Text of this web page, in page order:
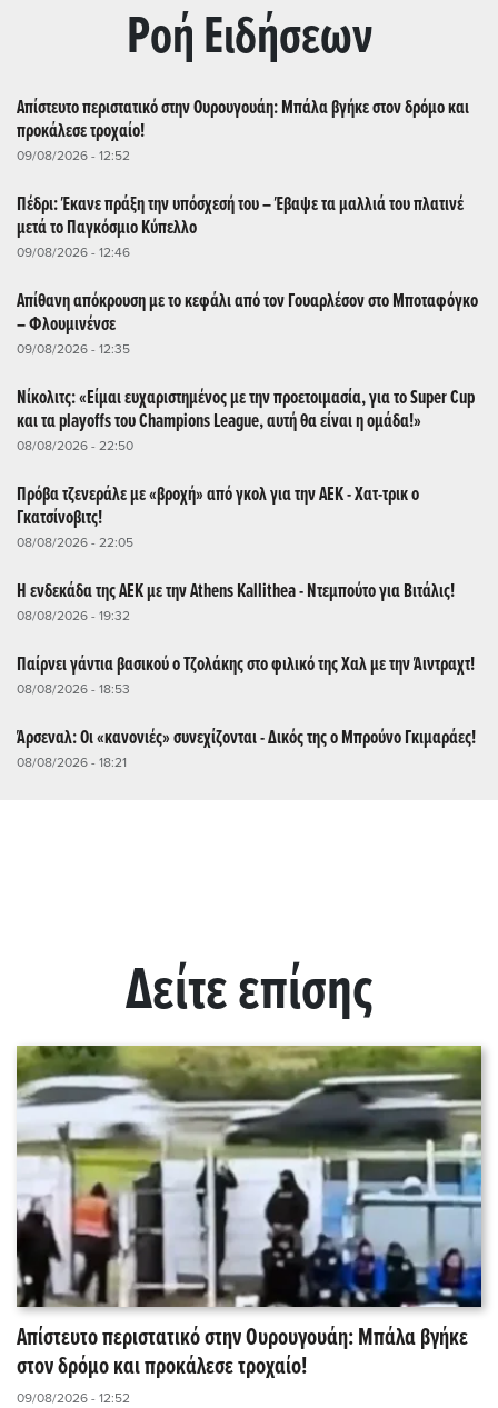
Ρoή Ειδήσεων
Απίστευτο περιστατικό στην Ουρουγουάη: Μπάλα βγήκε στον δρόμο και
προκάλεσε τροχαίο!
09/08/2026 - 12:52
Πέδρι: Έκανε πράξη την υπόσχεσή του – Έβαψε τα μαλλιά του πλατινέ
μετά το Παγκόσμιο Κύπελλο
09/08/2026 - 12:46
Απίθανη απόκρουση με το κεφάλι από τον Γουαρλέσον στο Μποταφόγκο
– Φλουμινένσε
09/08/2026 - 12:35
Νίκολιτς: «Είμαι ευχαριστημένος με την προετοιμασία, για το Super Cup
και τα playoffs του Champions League, αυτή θα είναι η ομάδα!»
08/08/2026 - 22:50
Πρόβα τζενεράλε με «βροχή» από γκολ για την ΑΕΚ - Χατ-τρικ ο
Γκατσίνοβιτς!
08/08/2026 - 22:05
Η ενδεκάδα της ΑΕΚ με την Athens Kallithea - Ντεμπούτο για Βιτάλις!
08/08/2026 - 19:32
Παίρνει γάντια βασικού ο Τζολάκης στο φιλικό της Χαλ με την Άιντραχτ!
08/08/2026 - 18:53
Άρσεναλ: Οι «κανονιές» συνεχίζονται - Δικός της ο Μπρούνο Γκιμαράες!
08/08/2026 - 18:21
Δείτε επίσης
Απίστευτο περιστατικό στην Ουρουγουάη: Μπάλα βγήκε
στον δρόμο και προκάλεσε τροχαίο!
09/08/2026 - 12:52